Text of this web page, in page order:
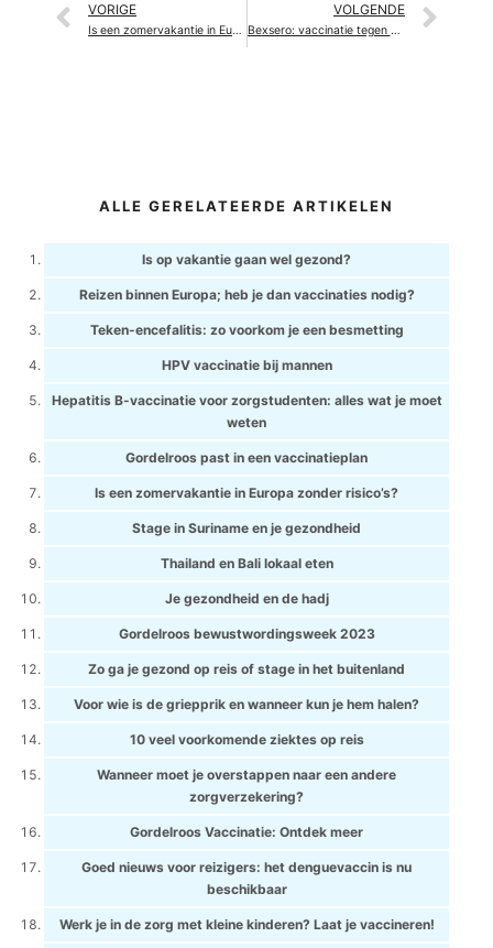
VORIGE
Is een zomervakantie in Europa zonder risico’s?
VOLGENDE
Bexsero: vaccinatie tegen gonorroe?
ALLE GERELATEERDE ARTIKELEN
Is op vakantie gaan wel gezond?
Reizen binnen Europa; heb je dan vaccinaties nodig?
Teken-encefalitis: zo voorkom je een besmetting
HPV vaccinatie bij mannen
Hepatitis B-vaccinatie voor zorgstudenten: alles wat je moet
weten
Gordelroos past in een vaccinatieplan
Is een zomervakantie in Europa zonder risico’s?
Stage in Suriname en je gezondheid
Thailand en Bali lokaal eten
Je gezondheid en de hadj
Gordelroos bewustwordingsweek 2023
Zo ga je gezond op reis of stage in het buitenland
Voor wie is de griepprik en wanneer kun je hem halen?
10 veel voorkomende ziektes op reis
Wanneer moet je overstappen naar een andere
zorgverzekering?
Gordelroos Vaccinatie: Ontdek meer
Goed nieuws voor reizigers: het denguevaccin is nu
beschikbaar
Werk je in de zorg met kleine kinderen? Laat je vaccineren!